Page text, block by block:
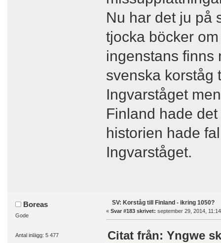
Nu har det ju på
tjocka böcker
ingenstans finns
svenska korståg
Ingvarståget
Finland hade
historien hade
Ingvarståget.
Boreas
Gode
Antal inlägg: 5 477
SV: Korståg till Finland - ikring 1050?
« Svar #183 skrivet: september 29, 2014,
Citat från: Yngwe